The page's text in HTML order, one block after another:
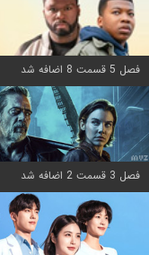
فصل 5 قسمت 8 اضافه شد
فصل 3 قسمت 2 اضافه شد